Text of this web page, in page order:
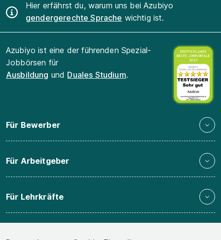
Hier erfährst du, warum uns bei Azubiyo
gendergerechte Sprache wichtig ist.
Azubiyo ist eine der führenden Spezial-
Jobbörsen für
Ausbildung und Duales Studium.
Für Bewerber
Für Arbeitgeber
Für Lehrkräfte